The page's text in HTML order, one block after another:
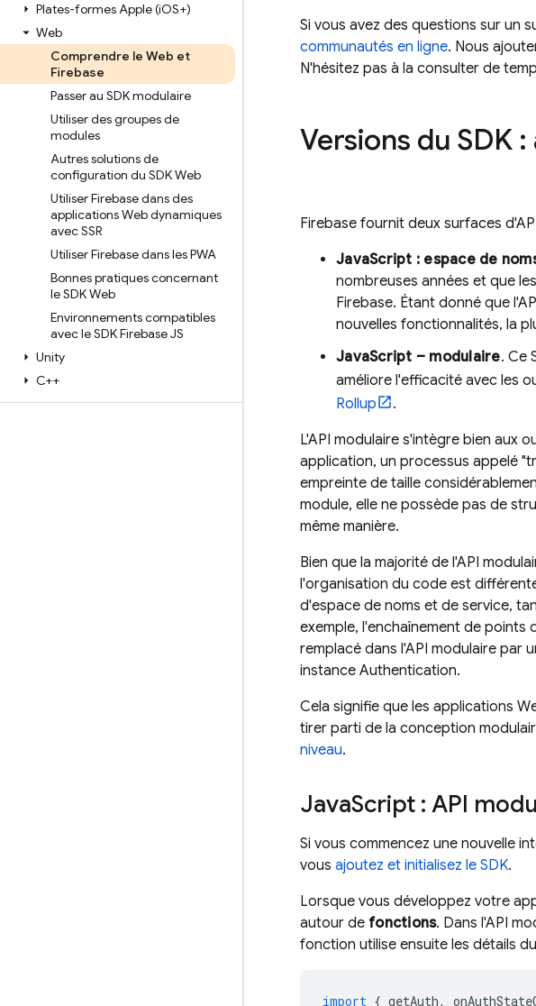
Plates-formes Apple (iOS+)
Web
Comprendre le Web et
Firebase
Passer au SDK modulaire
Utiliser des groupes de
modules
Autres solutions de
configuration du SDK Web
Utiliser Firebase dans des
applications Web dynamiques
avec SSR
Utiliser Firebase dans les PWA
Bonnes pratiques concernant
le SDK Web
Environnements compatibles
avec le SDK Firebase JS
Unity
C++
Si vous avez des questions sur un
communautés en ligne. Nous
N'hésitez pas à la consulter de
Versions du SDK
Firebase fournit deux surfaces
JavaScript : espace de
nombreuses années et que
Firebase. Étant donné que
nouvelles fonctionnalités, la
JavaScript – modulaire. Ce
améliore l'efficacité avec les
Rollup
.
L'API modulaire s'intègre bien aux
application, un processus appelé
empreinte de taille
module, elle ne possède pas de
même manière.
Bien que la majorité de l'API
l'organisation du code est
d'espace de noms et de service,
exemple, l'enchaînement de points
remplacé dans l'API modulaire par
instance Authentication.
Cela signifie que les applications
tirer parti de la conception
niveau.
JavaScript : API
Si vous commencez une nouvelle
vous ajoutez et initialisez le SDK.
Lorsque vous développez votre
autour de fonctions. Dans l'API
fonction utilise ensuite les détails
import { getAuth,